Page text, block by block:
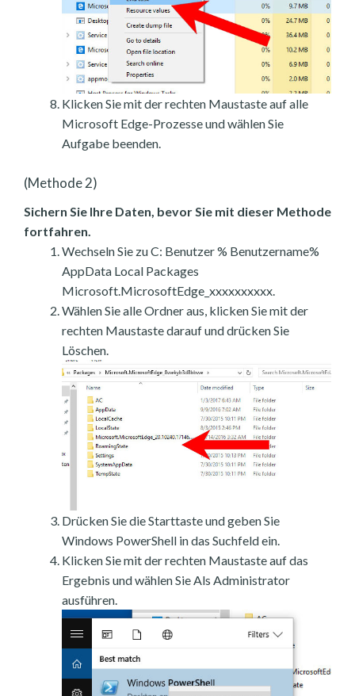
Klicken Sie mit der rechten Maustaste auf alle
Microsoft Edge-Prozesse und wählen Sie
Aufgabe beenden.
(Methode 2)
Sichern Sie Ihre Daten, bevor Sie mit dieser Methode
fortfahren.
Wechseln Sie zu C: Benutzer % Benutzername%
AppData Local Packages
Microsoft.MicrosoftEdge_xxxxxxxxxx.
Wählen Sie alle Ordner aus, klicken Sie mit der
rechten Maustaste darauf und drücken Sie
Löschen.
Drücken Sie die Starttaste und geben Sie
Windows PowerShell in das Suchfeld ein.
Klicken Sie mit der rechten Maustaste auf das
Ergebnis und wählen Sie Als Administrator
ausführen.